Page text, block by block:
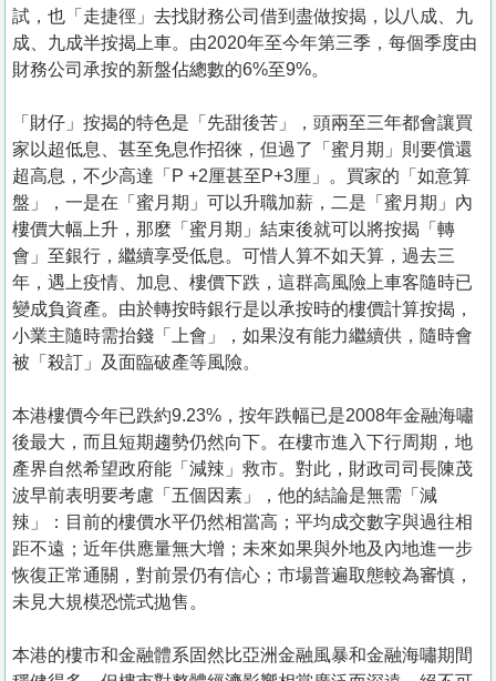
試，也「走捷徑」去找財務公司借到盡做按揭，以八成、九
成、九成半按揭上車。由2020年至今年第三季，每個季度由
財務公司承按的新盤佔總數的6%至9%。
「財仔」按揭的特色是「先甜後苦」，頭兩至三年都會讓買
家以超低息、甚至免息作招徠，但過了「蜜月期」則要償還
超高息，不少高達「P +2厘甚至P+3厘」。買家的「如意算
盤」，一是在「蜜月期」可以升職加薪，二是「蜜月期」內
樓價大幅上升，那麼「蜜月期」結束後就可以將按揭「轉
會」至銀行，繼續享受低息。可惜人算不如天算，過去三
年，遇上疫情、加息、樓價下跌，這群高風險上車客隨時已
變成負資產。由於轉按時銀行是以承按時的樓價計算按揭，
小業主隨時需抬錢「上會」，如果沒有能力繼續供，隨時會
被「殺訂」及面臨破產等風險。
本港樓價今年已跌約9.23%，按年跌幅已是2008年金融海嘯
後最大，而且短期趨勢仍然向下。在樓市進入下行周期，地
產界自然希望政府能「減辣」救市。對此，財政司司長陳茂
波早前表明要考慮「五個因素」，他的結論是無需「減
辣」：目前的樓價水平仍然相當高；平均成交數字與過往相
距不遠；近年供應量無大增；未來如果與外地及內地進一步
恢復正常通關，對前景仍有信心；市場普遍取態較為審慎，
未見大規模恐慌式拋售。
本港的樓市和金融體系固然比亞洲金融風暴和金融海嘯期間